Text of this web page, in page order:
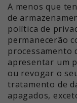
A menos que
de
política de
permanecerão
processamento
apresentar um
ou revogar o
tratamento de
apagados,